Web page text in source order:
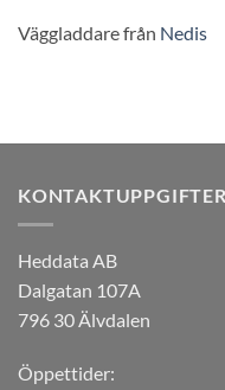
Väggladdare från Nedis
KONTAKTUPPGIFTER
Heddata AB
Dalgatan 107A
796 30 Älvdalen
Öppettider: